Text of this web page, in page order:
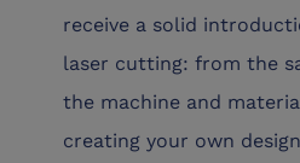
receive a solid
laser cutting: from the
the machine and
creating your own